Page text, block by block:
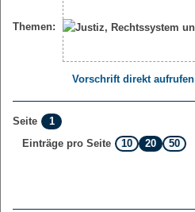
Themen:
Vorschrift direkt aufrufen
Seite
1
Einträge pro Seite
10 20 50